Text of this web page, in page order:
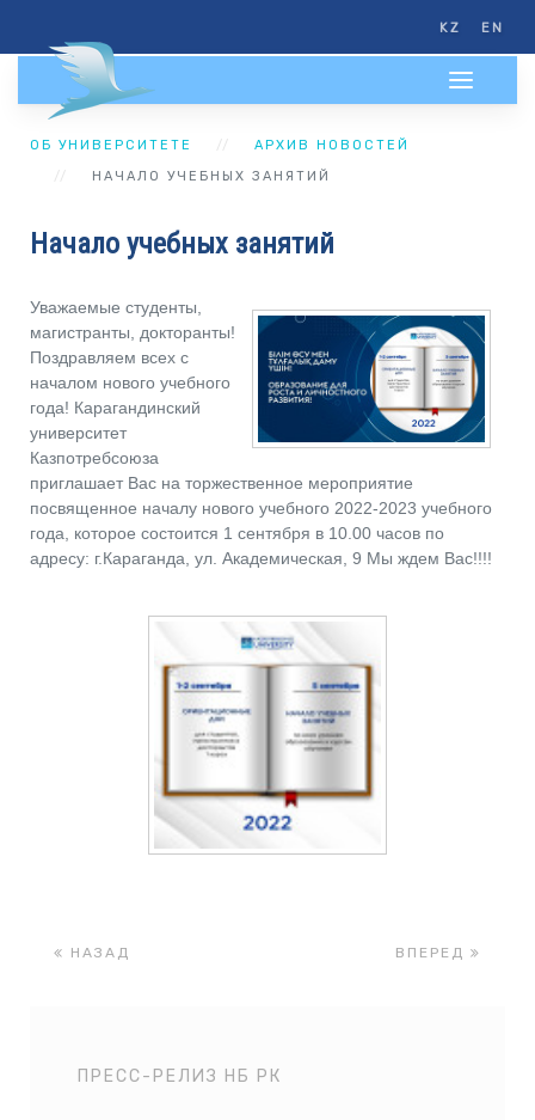
KZ EN
ОБ УНИВЕРСИТЕТЕ
АРХИВ НОВОСТЕЙ
НАЧАЛО УЧЕБНЫХ ЗАНЯТИЙ
Начало учебных занятий
Уважаемые студенты,
магистранты, докторанты!
Поздравляем всех с
началом нового учебного
года! Карагандинский
университет
Казпотребсоюза
приглашает Вас на торжественное мероприятие
посвященное началу нового учебного 2022-2023 учебного
года, которое состоится 1 сентября в 10.00 часов по
адресу: г.Караганда, ул. Академическая, 9 Мы ждем Вас!!!!
НАЗАД ВПЕРЕД
ПРЕСС-РЕЛИЗ НБ РК